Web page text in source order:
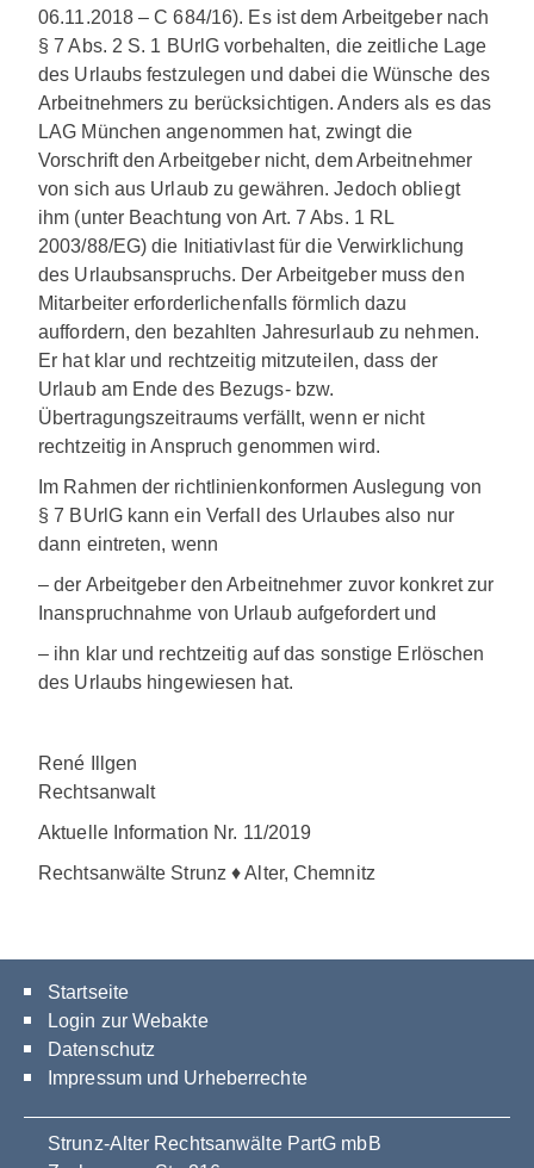
06.11.2018 – C 684/16). Es ist dem Arbeitgeber nach
§ 7 Abs. 2 S. 1 BUrlG vorbehalten, die zeitliche Lage
des Urlaubs festzulegen und dabei die Wünsche des
Arbeitnehmers zu berücksichtigen. Anders als es das
LAG München angenommen hat, zwingt die
Vorschrift den Arbeitgeber nicht, dem Arbeitnehmer
von sich aus Urlaub zu gewähren. Jedoch obliegt
ihm (unter Beachtung von Art. 7 Abs. 1 RL
2003/88/EG) die Initiativlast für die Verwirklichung
des Urlaubsanspruchs. Der Arbeitgeber muss den
Mitarbeiter erforderlichenfalls förmlich dazu
auffordern, den bezahlten Jahresurlaub zu nehmen.
Er hat klar und rechtzeitig mitzuteilen, dass der
Urlaub am Ende des Bezugs- bzw.
Übertragungszeitraums verfällt, wenn er nicht
rechtzeitig in Anspruch genommen wird.
Im Rahmen der richtlinienkonformen Auslegung von
§ 7 BUrlG kann ein Verfall des Urlaubes also nur
dann eintreten, wenn
– der Arbeitgeber den Arbeitnehmer zuvor konkret zur
Inanspruchnahme von Urlaub aufgefordert und
– ihn klar und rechtzeitig auf das sonstige Erlöschen
des Urlaubs hingewiesen hat.
René Illgen
Rechtsanwalt
Aktuelle Information Nr. 11/2019
Rechtsanwälte Strunz ♦ Alter, Chemnitz
Startseite
Login zur Webakte
Datenschutz
Impressum und Urheberrechte
Strunz-Alter Rechtsanwälte PartG mbB